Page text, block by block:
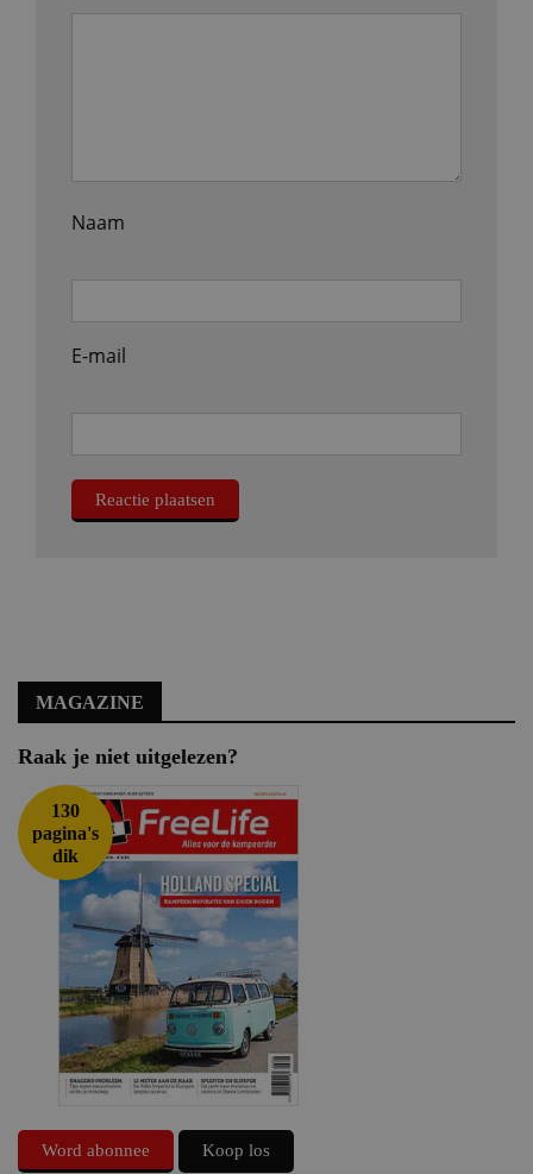
Naam
E-mail
MAGAZINE
Raak je niet uitgelezen?
130
pagina's
dik
Word abonnee Koop los